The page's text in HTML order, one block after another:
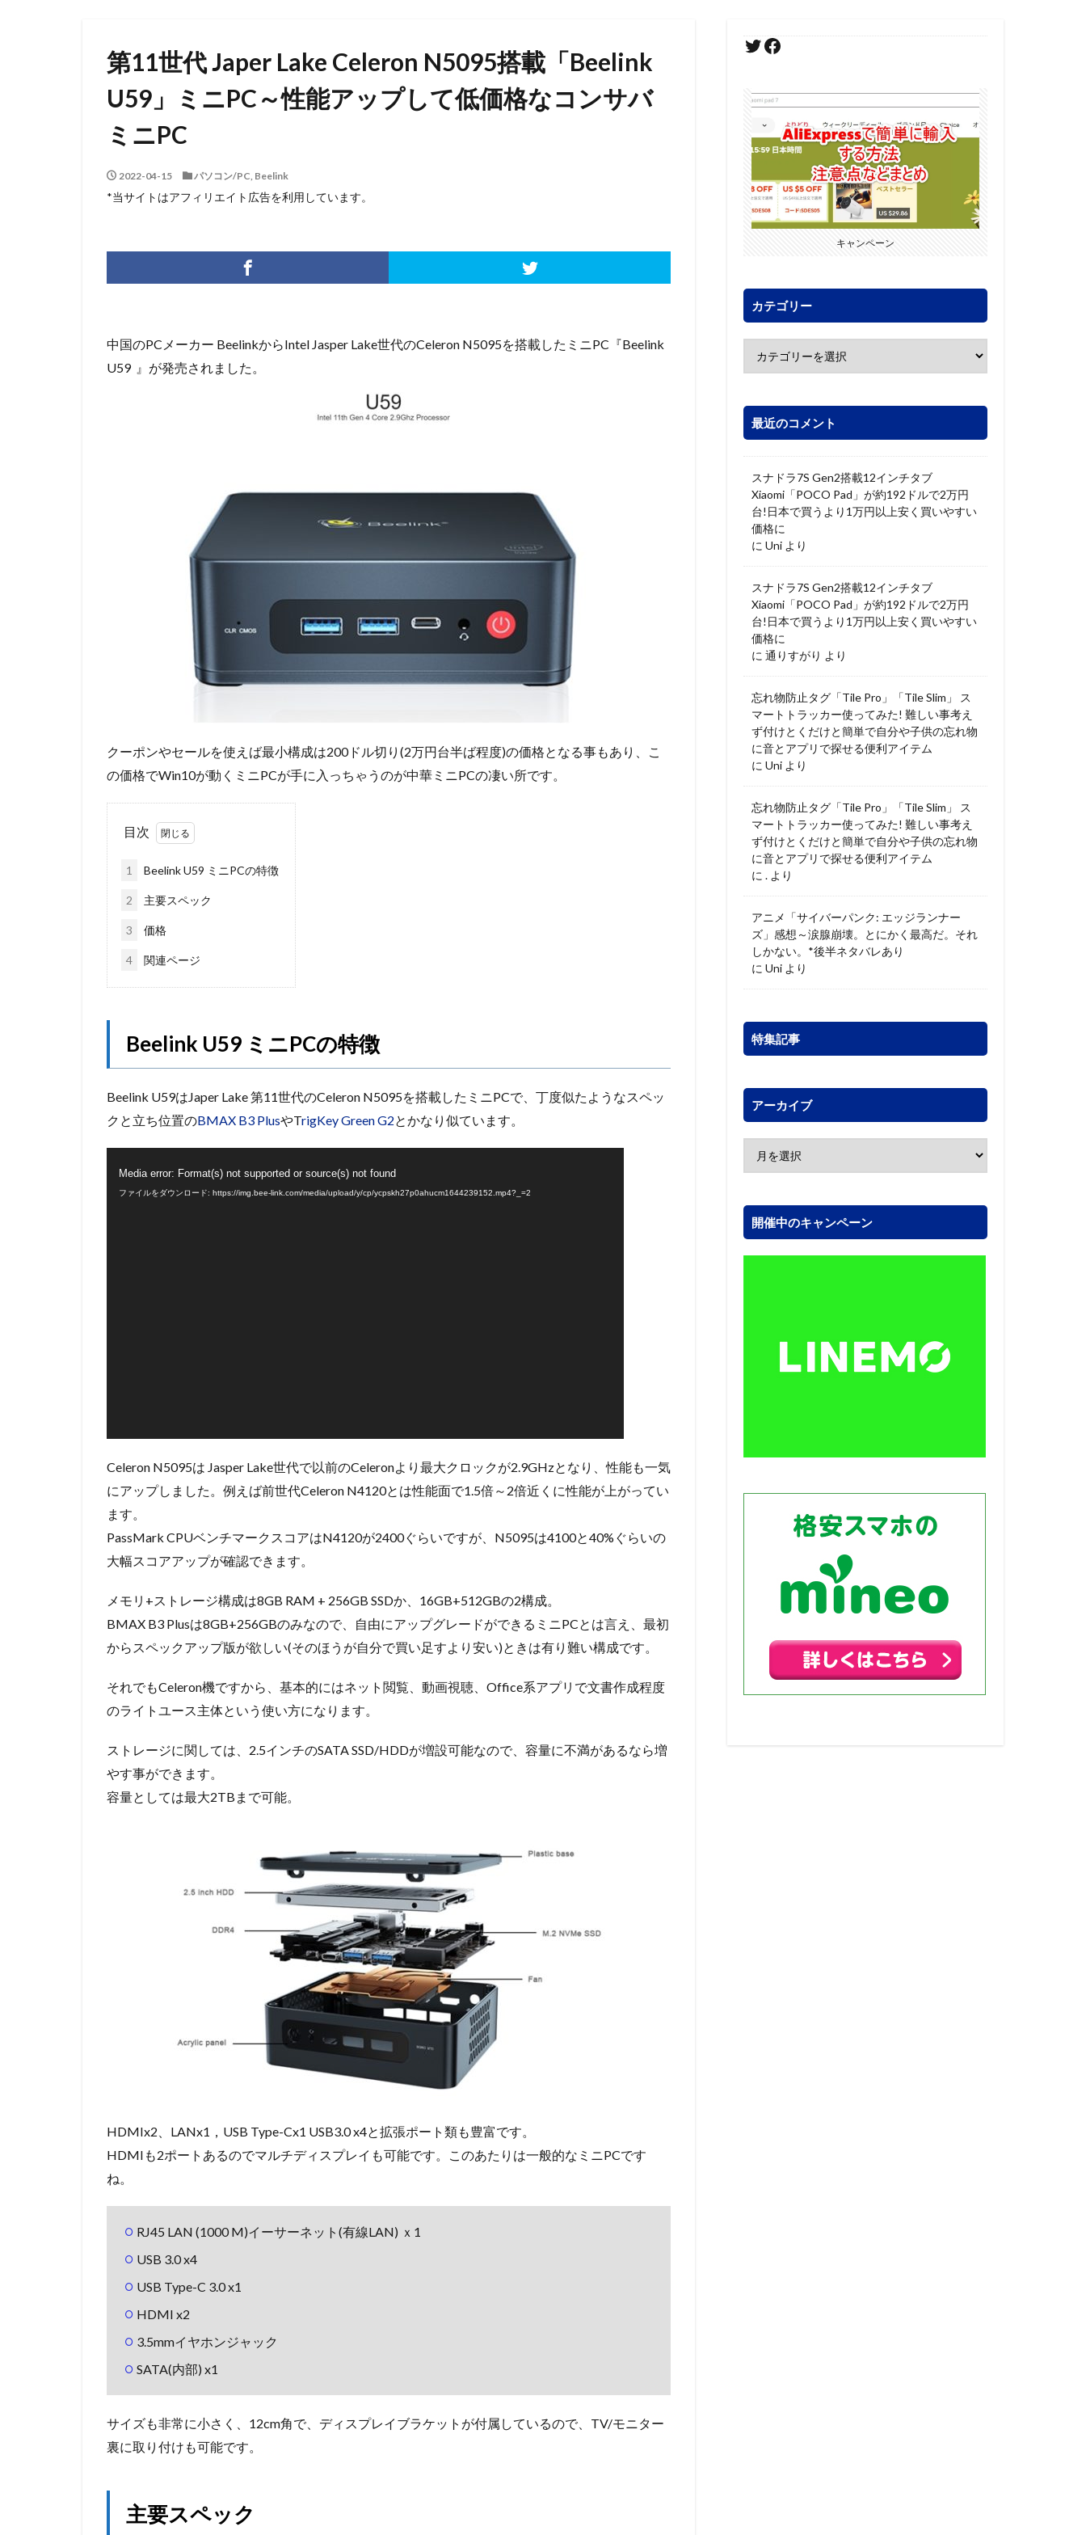
第11世代 Japer Lake Celeron N5095搭載「Beelink
U59」ミニPC～性能アップして低価格なコンサバ
ミニPC
2022-04-15 パソコン/PC, Beelink
*当サイトはアフィリエイト広告を利用しています。
中国のPCメーカー BeelinkからIntel Jasper Lake世代のCeleron N5095を搭載したミニPC『Beelink
U59 』が発売されました。
クーポンやセールを使えば最小構成は200ドル切り(2万円台半ば程度)の価格となる事もあり、こ
の価格でWin10が動くミニPCが手に入っちゃうのが中華ミニPCの凄い所です。
目次
1 Beelink U59 ミニPCの特徴
2 主要スペック
3 価格
4 関連ページ
Beelink U59 ミニPCの特徴
Beelink U59はJaper Lake 第11世代のCeleron N5095を搭載したミニPCで、丁度似たようなスペッ
クと立ち位置のBMAX B3 PlusやTrigKey Green G2とかなり似ています。
Media error: Format(s) not supported or source(s) not found
ファイルをダウンロード: https://img.bee-link.com/media/upload/y/cp/ycpskh27p0ahucm1644239152.mp4?_=2
Celeron N5095は Jasper Lake世代で以前のCeleronより最大クロックが2.9GHzとなり、性能も一気
にアップしました。例えば前世代Celeron N4120とは性能面で1.5倍～2倍近くに性能が上がってい
ます。
PassMark CPUベンチマークスコアはN4120が2400ぐらいですが、N5095は4100と40%ぐらいの
大幅スコアアップが確認できます。
メモリ+ストレージ構成は8GB RAM + 256GB SSDか、16GB+512GBの2構成。
BMAX B3 Plusは8GB+256GBのみなので、自由にアップグレードができるミニPCとは言え、最初
からスペックアップ版が欲しい(そのほうが自分で買い足すより安い)ときは有り難い構成です。
それでもCeleron機ですから、基本的にはネット閲覧、動画視聴、Office系アプリで文書作成程度
のライトユース主体という使い方になります。
ストレージに関しては、2.5インチのSATA SSD/HDDが増設可能なので、容量に不満があるなら増
やす事ができます。
容量としては最大2TBまで可能。
HDMIx2、LANx1，USB Type-Cx1 USB3.0 x4と拡張ポート類も豊富です。
HDMIも2ポートあるのでマルチディスプレイも可能です。このあたりは一般的なミニPCです
ね。
RJ45 LAN (1000 M)イーサーネット(有線LAN) ｘ1
USB 3.0 x4
USB Type-C 3.0 x1
HDMI x2
3.5mmイヤホンジャック
SATA(内部) x1
サイズも非常に小さく、12cm角で、ディスプレイブラケットが付属しているので、TV/モニター
裏に取り付けも可能です。
主要スペック
キャンペーン
カテゴリー
最近のコメント
スナドラ7S Gen2搭載12インチタブ
Xiaomi「POCO Pad」が約192ドルで2万円
台!日本で買うより1万円以上安く買いやすい
価格に
に Uni より
スナドラ7S Gen2搭載12インチタブ
Xiaomi「POCO Pad」が約192ドルで2万円
台!日本で買うより1万円以上安く買いやすい
価格に
に 通りすがり より
忘れ物防止タグ「Tile Pro」「Tile Slim」 ス
マートトラッカー使ってみた! 難しい事考え
ず付けとくだけと簡単で自分や子供の忘れ物
に音とアプリで探せる便利アイテム
に Uni より
忘れ物防止タグ「Tile Pro」「Tile Slim」 ス
マートトラッカー使ってみた! 難しい事考え
ず付けとくだけと簡単で自分や子供の忘れ物
に音とアプリで探せる便利アイテム
に . より
アニメ「サイバーパンク: エッジランナー
ズ」感想～涙腺崩壊。とにかく最高だ。それ
しかない。*後半ネタバレあり
に Uni より
特集記事
アーカイブ
開催中のキャンペーン